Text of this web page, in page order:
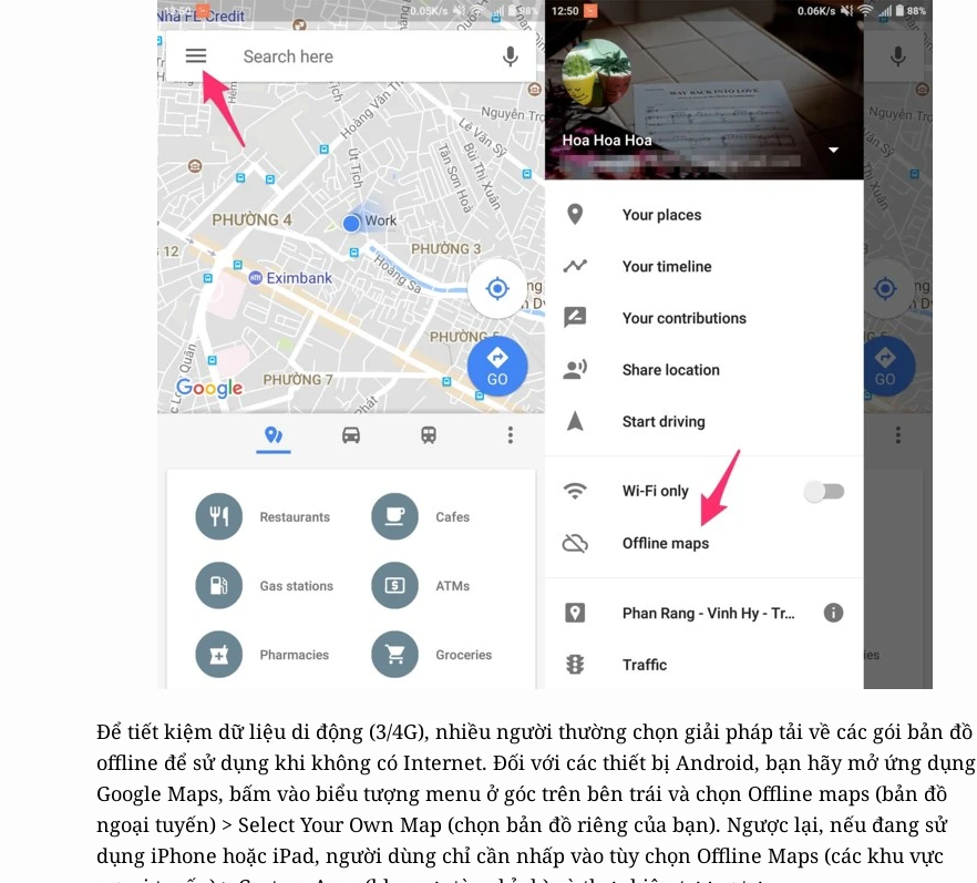
Để tiết kiệm dữ liệu di động (3/4G), nhiều người thường chọn giải pháp tải về các gói bản đồ
offline để sử dụng khi không có Internet. Đối với các thiết bị Android, bạn hãy mở ứng dụng
Google Maps, bấm vào biểu tượng menu ở góc trên bên trái và chọn Offline maps (bản đồ
ngoại tuyến) > Select Your Own Map (chọn bản đồ riêng của bạn). Ngược lại, nếu đang sử
dụng iPhone hoặc iPad, người dùng chỉ cần nhấp vào tùy chọn Offline Maps (các khu vực